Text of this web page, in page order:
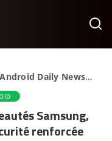
Android Daily News : nouveautés Samsung, mises à jour Google et sécurité renforcée
Samsung,
renforcée